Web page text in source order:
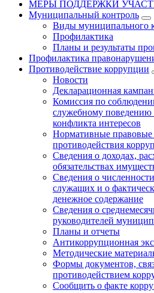
МЕРЫ ПОДДЕРЖКИ
Муниципальный контроль
Виды муниципального
Профилактика
Планы и результаты
Профилактика
Противодействие коррупции
Новости
Декларационная
Комиссия по
служебному поведению
конфликта интересов
Нормативные
противодействия
Сведения о доходах,
обязательствах
Сведения о
служащих и о
денежное содержание
Сведения о
руководителей
Планы и отчеты
Антикоррупционная
Методические
Формы документов,
противодействием
Сообщить о факте